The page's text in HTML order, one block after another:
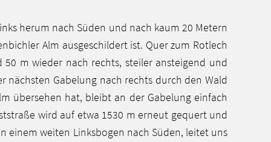
herum nach Süden und nach kaum 20 Metern
Alm ausgeschildert ist. Quer zum Rotlech
m wieder nach rechts, steiler ansteigend und
nächsten Gabelung nach rechts durch den Wald
übersehen hat, bleibt an der Gabelung einfach
wird auf etwa 1530 m erneut gequert und
einem weiten Linksbogen nach Süden, leitet uns